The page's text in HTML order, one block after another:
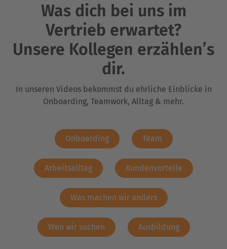
Was dich bei uns im
Vertrieb erwartet?
Unsere Kollegen erzählen’s
dir.
In unseren Videos bekommst du ehrliche Einblicke in
Onboarding, Teamwork, Alltag & mehr.
Onboarding Team
Arbeitsalltag Kundenvorteile
Was machen wir anders
Wen wir suchen Ausbildung